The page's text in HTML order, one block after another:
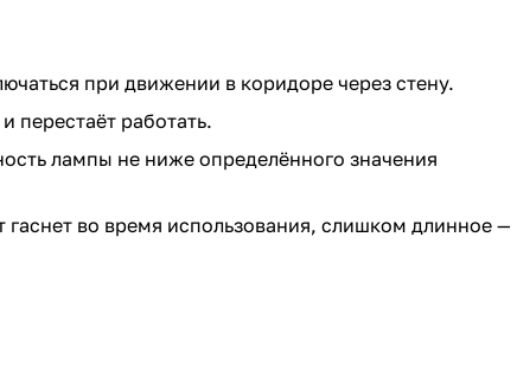
при движении в коридоре через стену.
перестаёт работать.
лампы не ниже определённого значения
во время использования, слишком длинное —